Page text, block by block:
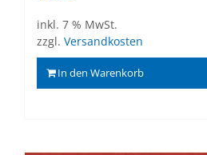
inkl. 7 % MwSt.
zzgl. Versandkosten
In den Warenkorb